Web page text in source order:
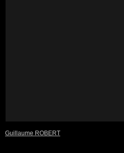
Guillaume ROBERT